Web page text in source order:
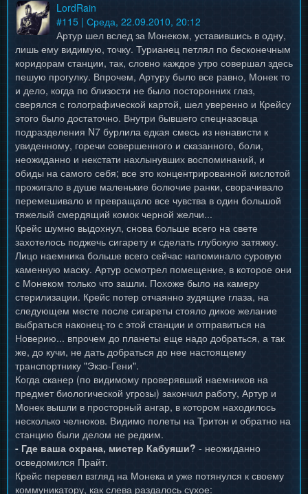
LordRain
#115 | Среда, 22.09.2010, 20:12
Артур шел вслед за Монеком, уставившись в одну,
лишь ему видимую, точку. Турианец петлял по бесконечным
коридорам станции, так, словно каждое утро совершал здесь
пешую прогулку. Впрочем, Артуру было все равно, Монек то
и дело, когда по близости не было посторонних глаз,
сверялся с голографической картой, шел уверенно и Крейсу
этого было достаточно. Внутри бывшего спецназовца
подразделения N7 бурлила едкая смесь из ненависти к
увиденному, горечи совершенного и сказанного, боли,
неожиданно и некстати нахлынувших воспоминаний, и
обиды на самого себя; все это концентрированной кислотой
прожигало в душе маленькие болючие ранки, сворачивало
перемешивало и превращало все чувства в один большой
тяжелый смердящий комок черной желчи...
Крейс шумно выдохнул, снова больше всего на свете
захотелось поджечь сигарету и сделать глубокую затяжку.
Лицо наемника больше всего сейчас напоминало суровую
каменную маску. Артур осмотрел помещение, в которое они
с Монеком только что зашли. Похоже было на камеру
стерилизации. Крейс потер отчаянно зудящие глаза, на
следующем месте после сигареты стояло дикое желание
выбраться наконец-то с этой станции и отправиться на
Новерию... впрочем до планеты еще надо добраться, а так
же, до кучи, не дать добраться до нее настоящему
транспортнику "Экзо-Гени".
Когда сканер (по видимому проверявший наемников на
предмет биологической угрозы) закончил работу, Артур и
Монек вышли в просторный ангар, в котором находилось
несколько челноков. Видимо полеты на Тритон и обратно на
станцию были делом не редким.
- Где ваша охрана, мистер Кабуяши? - неожиданно
осведомился Прайт.
Крейс перевел взгляд на Монека и уже потянулся к своему
коммуникатору, как слева раздалось сухое: